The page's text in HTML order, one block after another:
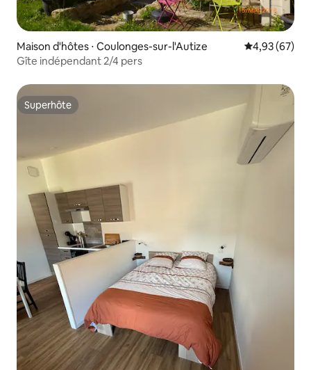
Maison d'hôtes ⋅ Coulonges-sur-l'Autize Évaluation
4,93 (67)
Gîte indépendant 2/4 pers
Superhôte
Superhôte